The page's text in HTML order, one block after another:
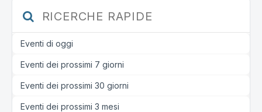
RICERCHE RAPIDE
Eventi di oggi
Eventi dei prossimi 7 giorni
Eventi dei prossimi 30 giorni
Eventi dei prossimi 3 mesi